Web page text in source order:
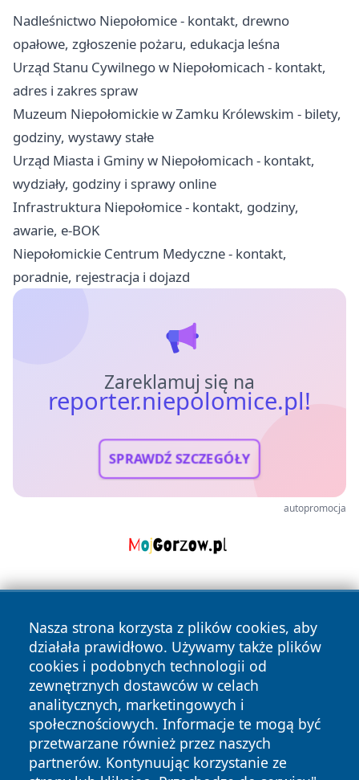
Nadleśnictwo Niepołomice - kontakt, drewno
opałowe, zgłoszenie pożaru, edukacja leśna
Urząd Stanu Cywilnego w Niepołomicach - kontakt,
adres i zakres spraw
Muzeum Niepołomickie w Zamku Królewskim - bilety,
godziny, wystawy stałe
Urząd Miasta i Gminy w Niepołomicach - kontakt,
wydziały, godziny i sprawy online
Infrastruktura Niepołomice - kontakt, godziny,
awarie, e-BOK
Niepołomickie Centrum Medyczne - kontakt,
poradnie, rejestracja i dojazd
Zareklamuj się na
reporter.niepolomice.pl!
SPRAWDŹ SZCZEGÓŁY
autopromocja
Nasza strona korzysta z plików cookies, aby
działała prawidłowo. Używamy także plików
cookies i podobnych technologii od
zewnętrznych dostawców w celach
analitycznych, marketingowych i
społecznościowych. Informacje te mogą być
przetwarzane również przez naszych
partnerów. Kontynuując korzystanie ze
Copyright © 2026 reporter.niepolomice.pl Wszystkie prawa
zastrzeżone.
News Autorzy
Polityka
Polityka